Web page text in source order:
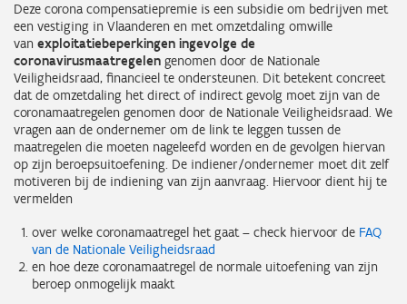
Deze corona compensatiepremie is een subsidie om bedrijven met
een vestiging in Vlaanderen en met omzetdaling omwille
van exploitatiebeperkingen ingevolge de
coronavirusmaatregelen genomen door de Nationale
Veiligheidsraad, financieel te ondersteunen. Dit betekent concreet
dat de omzetdaling het direct of indirect gevolg moet zijn van de
coronamaatregelen genomen door de Nationale Veiligheidsraad. We
vragen aan de ondernemer om de link te leggen tussen de
maatregelen die moeten nageleefd worden en de gevolgen hiervan
op zijn beroepsuitoefening. De indiener/ondernemer moet dit zelf
motiveren bij de indiening van zijn aanvraag. Hiervoor dient hij te
vermelden
over welke coronamaatregel het gaat – check hiervoor de FAQ
van de Nationale Veiligheidsraad
en hoe deze coronamaatregel de normale uitoefening van zijn
beroep onmogelijk maakt